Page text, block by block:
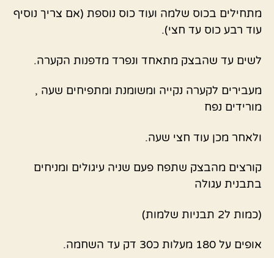
מתחילים בכוס שלמה ועוד כוס נוספת (אם צריך נוסיף
עוד רבע כוס עד חצי).
לשים עד שהבצק מתאחד ונפרד מדפנות הקערה.
מעבירים לקערה נקייה ומשומנת ומתפיחים שעה ,
מורידים נפח
ולאחר מכן עוד חצי שעה.
קורצים מהבצק שתפח פעם שניה עיגולים ומניחים
בתבנית עגולה
(כמות ל2 תבניות שלמות)
אופים על 180 מעלות כ30 דק עד השחמה.